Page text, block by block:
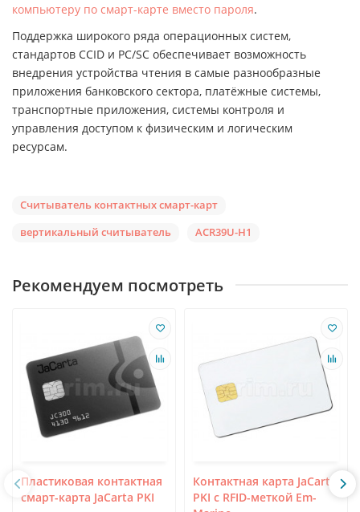
компьютеру по смарт-карте вместо пароля.
Поддержка широкого ряда операционных систем,
стандартов CCID и PC/SC обеспечивает возможность
внедрения устройства чтения в самые разнообразные
приложения банковского сектора, платёжные системы,
транспортные приложения, системы контроля и
управления доступом к физическим и логическим
ресурсам.
Считыватель контактных смарт-карт
вертикальный считыватель
ACR39U-H1
Рекомендуем посмотреть
Пластиковая контактная
смарт-карта JaCarta PKI
Контактная карта JaCarta
PKI с RFID-меткой Em-